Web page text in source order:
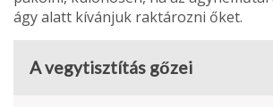
ágy alatt kívánjuk rak­tározni őket.
A vegytisztítás gőzei